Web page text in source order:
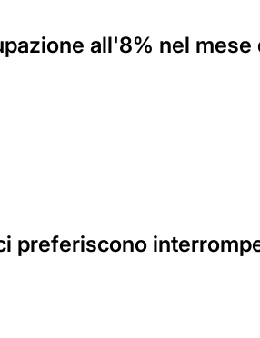
all'8% nel mese
preferiscono